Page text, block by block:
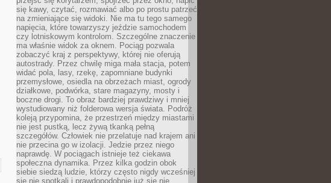
się kawy, czytać, rozmawiać albo po prostu patrzeć
na zmieniające się widoki. Nie ma tu tego samego
napięcia, które towarzyszy jeździe samochodem
czy lotniskowym kontrolom. Szczególne znaczenie
ma właśnie widok za oknem. Pociąg pozwala
zobaczyć kraj z perspektywy, której nie oferują
autostrady. Przez chwilę miga mała stacja, potem
widać pola, lasy, rzekę, zapomniane budynki
przemysłowe, osiedla na obrzeżach miast, ogrody
działkowe, podwórka, stare magazyny, mosty i
boczne drogi. To obraz bardziej prawdziwy i mniej
wystudiowany niż folderowa wersja świata. Podróż
koleją przypomina, że przestrzeń między miastami
nie jest pustką, lecz żywą tkanką pełną
szczegółów. Człowiek nie przelatuje nad krajem ani
nie przecina go w izolacji. Jedzie przez niego
naprawdę. W pociągach istnieje też ciekawa
społeczna dynamika. Przez kilka godzin obok
siebie siedzą ludzie, którzy często nigdy wcześniej
się nie spotkali i prawdopodobnie już się nie